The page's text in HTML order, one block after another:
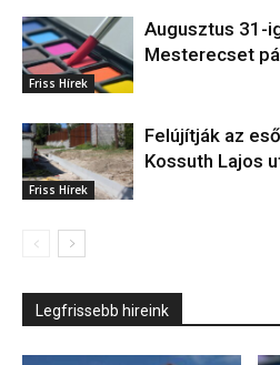
Friss Hírek
Augusztus 31-
Mesterecset
Friss Hírek
Felújítják az
Kossuth Lajos
Legfrissebb hireink